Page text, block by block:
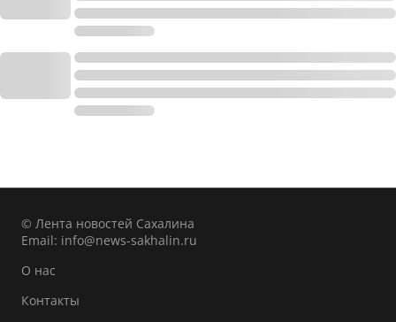
© Лента новостей Сахалина
Email: info@news-sakhalin.ru
О нас
Контакты